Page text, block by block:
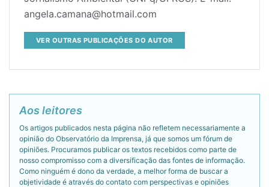
angela.camana@hotmail.com
VER OUTRAS PUBLICAÇÕES DO AUTOR
Aos leitores
Os artigos publicados nesta página não refletem necessariamente a
opinião do Observatório da Imprensa, já que somos um fórum de
opiniões. Procuramos publicar os textos recebidos como parte de
nosso compromisso com a diversificação das fontes de informação.
Como ninguém é dono da verdade, a melhor forma de buscar a
objetividade é através do contato com perspectivas e opiniões